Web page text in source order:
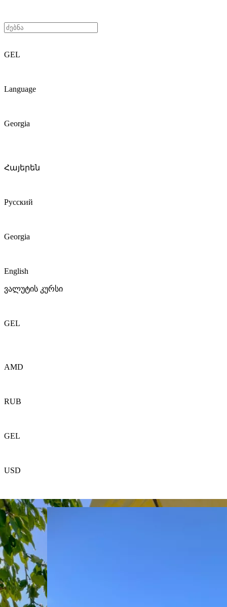
GEL
Language
Georgia
Հայերեն
Русский
Georgia
English
ვალუტის კურსი
GEL
AMD
RUB
GEL
USD
EUR
რჩეული
პროექტის შესახებ
534GEL
1ღამე